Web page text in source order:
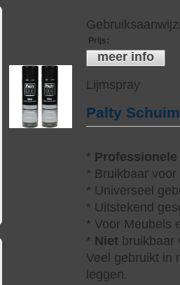
Prijs:
meer info
Lijmspray
Palty
* Professionele
* Bruikbaar
* Universeel
* Uitstekend
* Voor Meubels
* Niet bruikbaar
Veel gebruikt in
leggen.